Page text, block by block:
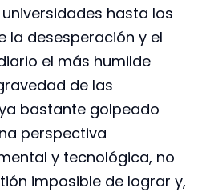
hasta los
la desesperación y el
el más humilde
de las
bastante golpeado
perspectiva
y tecnológica, no
imposible de lograr y,